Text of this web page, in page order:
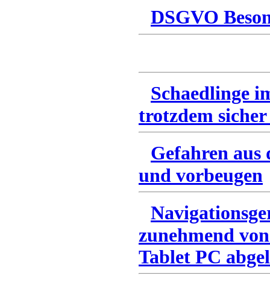
DSGVO
Schaedlinge
trotzdem
Gefahren
und vorbeugen
zunehmend
Tablet PC